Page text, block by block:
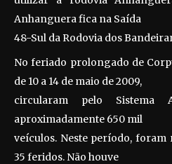
Anhanguera fica na Saída
48-Sul da Rodovia dos
No feriado prolongado de
de 10 a 14 de maio de 2009,
circularam pelo Sistema
aproximadamente 650 mil
veículos. Neste período, foram
35 feridos. Não houve